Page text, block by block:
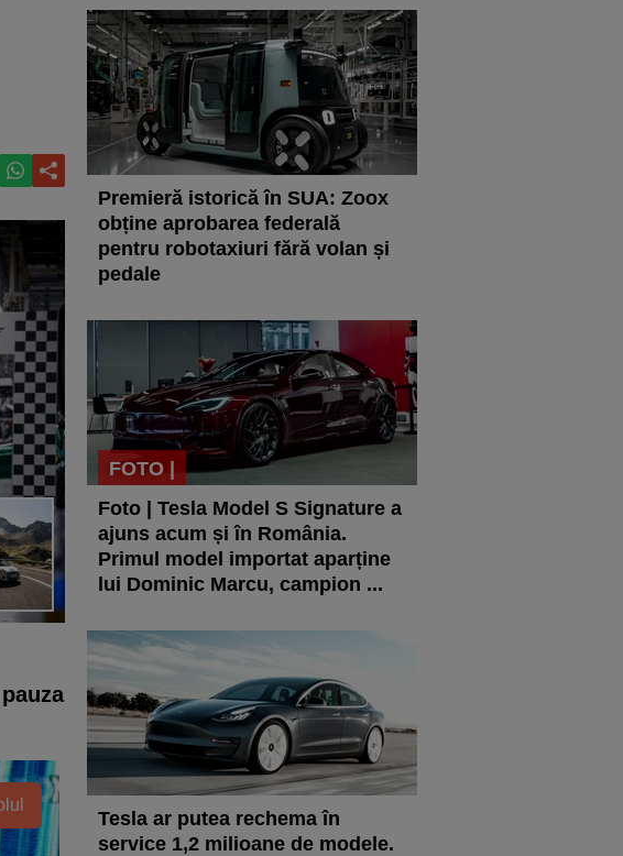
Premieră istorică în SUA: Zoox
obține aprobarea federală
pentru robotaxiuri fără volan și
pedale
FOTO |
Foto | Tesla Model S Signature a
ajuns acum și în România.
Primul model importat aparține
lui Dominic Marcu, campion ...
Tesla ar putea rechema în
service 1,2 milioane de modele.